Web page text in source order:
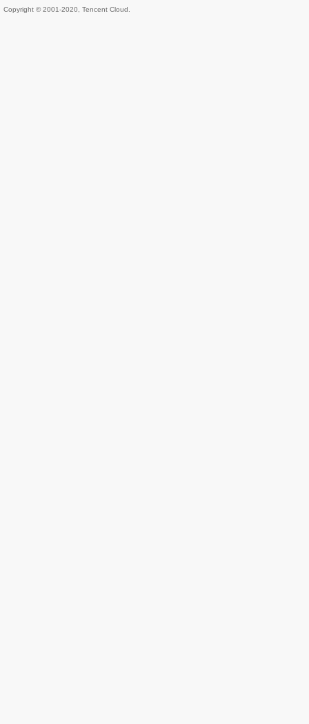
Copyright © 2001-2020, Tencent Cloud.